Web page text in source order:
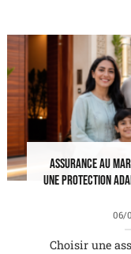
Assurance au
une protection
06/
Choisir une